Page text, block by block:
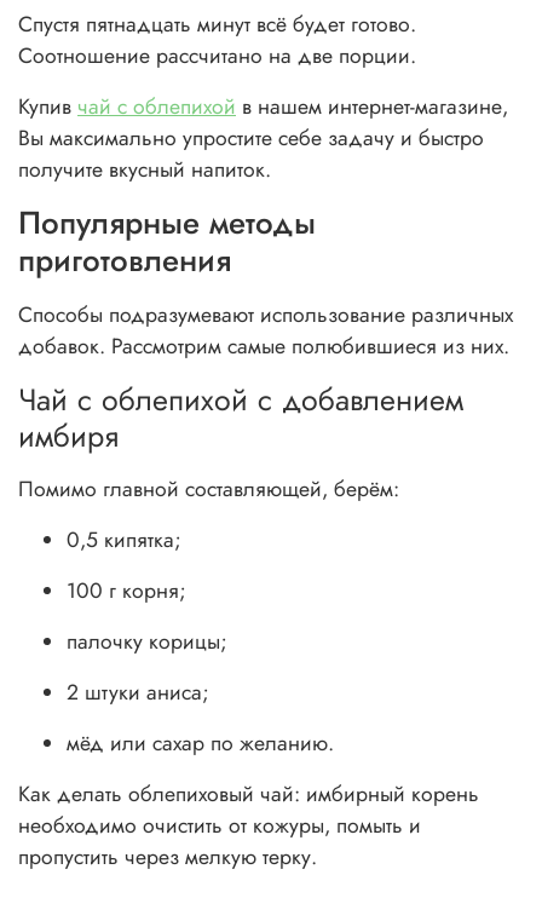
Спустя пятнадцать минут всё будет готово.
Соотношение рассчитано на две порции.
Купивчай с облепихой в нашем интернет-магазине,
Вы максимально упростите себе задачу и быстро
получите вкусный напиток.
Популярные методы
приготовления
Способы подразумевают использование различных
добавок. Рассмотрим самые полюбившиеся из них.
Чай с облепихой с добавлением
имбиря
Помимо главной составляющей, берём:
0,5 кипятка;
100 г корня;
палочку корицы;
2 штуки аниса;
мёд или сахар по желанию.
Как делать облепиховый чай: имбирный корень
необходимо очистить от кожуры, помыть и
пропустить через мелкую терку.